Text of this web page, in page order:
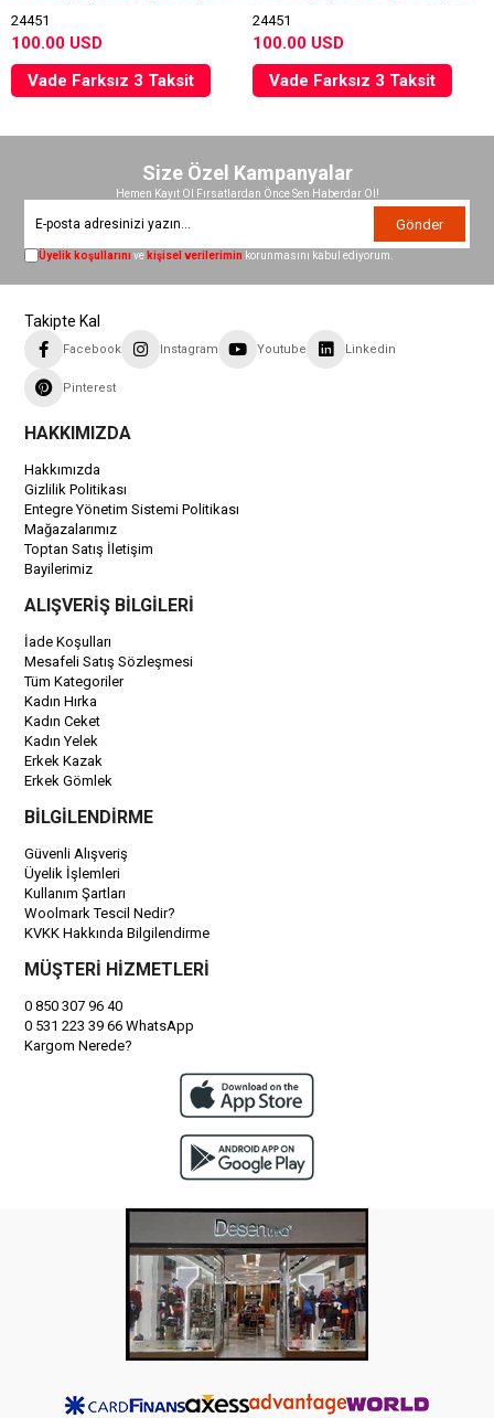
24451
100.00 USD
Vade Farksız 3 Taksit
24451
100.00 USD
Vade Farksız 3 Taksit
Size Özel Kampanyalar
Hemen Kayıt Ol Fırsatlardan Önce Sen Haberdar Ol!
Gönder
Üyelik koşullarını ve kişisel verilerimin korunmasını kabul ediyorum.
Takipte Kal
Facebook Instagram Youtube Linkedin
Pinterest
HAKKIMIZDA
Hakkımızda
Gizlilik Politikası
Entegre Yönetim Sistemi Politikası
Mağazalarımız
Toptan Satış İletişim
Bayilerimiz
ALIŞVERİŞ BİLGİLERİ
İade Koşulları
Mesafeli Satış Sözleşmesi
Tüm Kategoriler
Kadın Hırka
Kadın Ceket
Kadın Yelek
Erkek Kazak
Erkek Gömlek
BİLGİLENDİRME
Güvenli Alışveriş
Üyelik İşlemleri
Kullanım Şartları
Woolmark Tescil Nedir?
KVKK Hakkında Bilgilendirme
MÜŞTERİ HİZMETLERİ
0 850 307 96 40
0 531 223 39 66 WhatsApp
Kargom Nerede?